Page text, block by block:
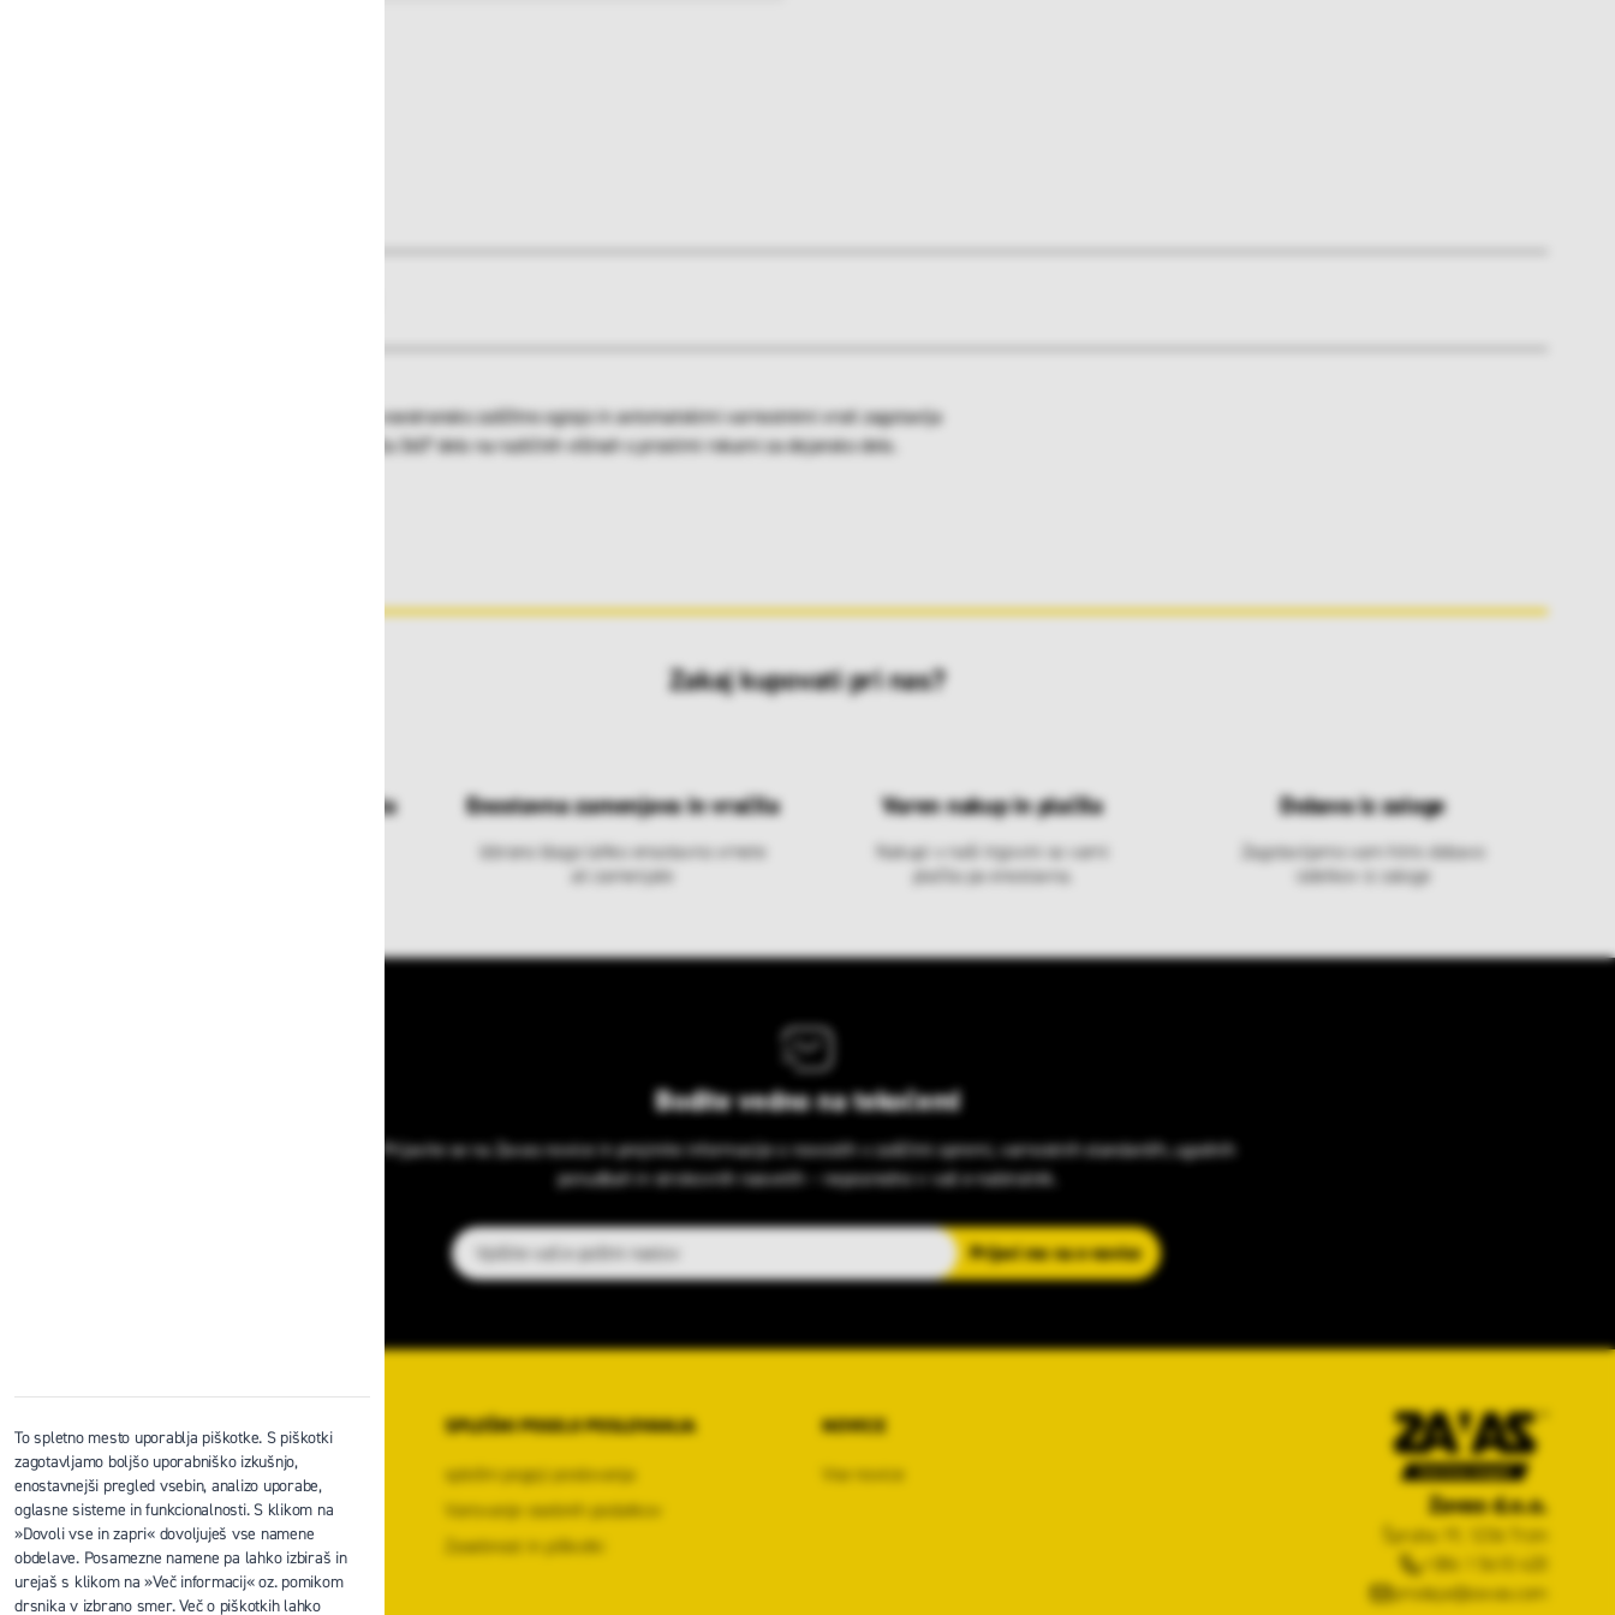
Lestev s prostornim podestom, robustno vsestransko zaščitno ograjo in avtomatskimi varnostnimi vrati zagotavlja
optimalno varnost. Uporabnikom omogoča 360° delo na različnih višinah s prostimi rokami za dejansko delo.
Zakaj kupovati pri nas?
Dostava in prevzemna mesta Enostavna zamenjava in vračila
Izbrano blago lahko ensotavno vrnete
ali zamenjate
Varen nakup in plačila
Nakupi v naši trgovini so varni
plačila pa enostavna.
Dobava iz zaloge
Zagotavljamo vam hitro dobavo
izdelkov iz zaloge
Bodite vedno na tekočem!
Prijavite se na Zavas novice in prejmite informacije o novostih v zaščitni opremi, varnostnih standardih, ugodnih
ponudbah in strokovnih nasvetih – neposredno v vaš e-nabiralnik.
E-poštni naslov
Prijavi me na e-novice
O podjetju
Kontaktni center podjetja
Center za varno delo na višini
Zaposlitev
SPLOŠNI POGOJI POSLOVANJA
splošni pogoji poslovanja
Varovanje osebnih podatkov
Zasebnost in piškotki
NOVICE
Vse novice
Zavas d.o.o.
Špruha 19, 1236 Trzin
+386 1 5610 420
prodaja@zavas.com
To spletno mesto uporablja piškotke. S piškotki
zagotavljamo boljšo uporabniško izkušnjo,
enostavnejši pregled vsebin, analizo uporabe,
oglasne sisteme in funkcionalnosti. S klikom na
»Dovoli vse in zapri« dovoljuješ vse namene
obdelave. Posamezne namene pa lahko izbiraš in
urejaš s klikom na »Več informacij« oz. pomikom
drsnika v izbrano smer. Več o piškotkih lahko